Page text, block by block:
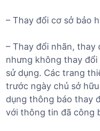
– Thay đổi cơ sở bảo
– Thay đổi nhãn, thay
nhưng không thay
sử dụng. Các trang
trước ngày chủ sở
dụng thông báo thay
với thông tin đã công